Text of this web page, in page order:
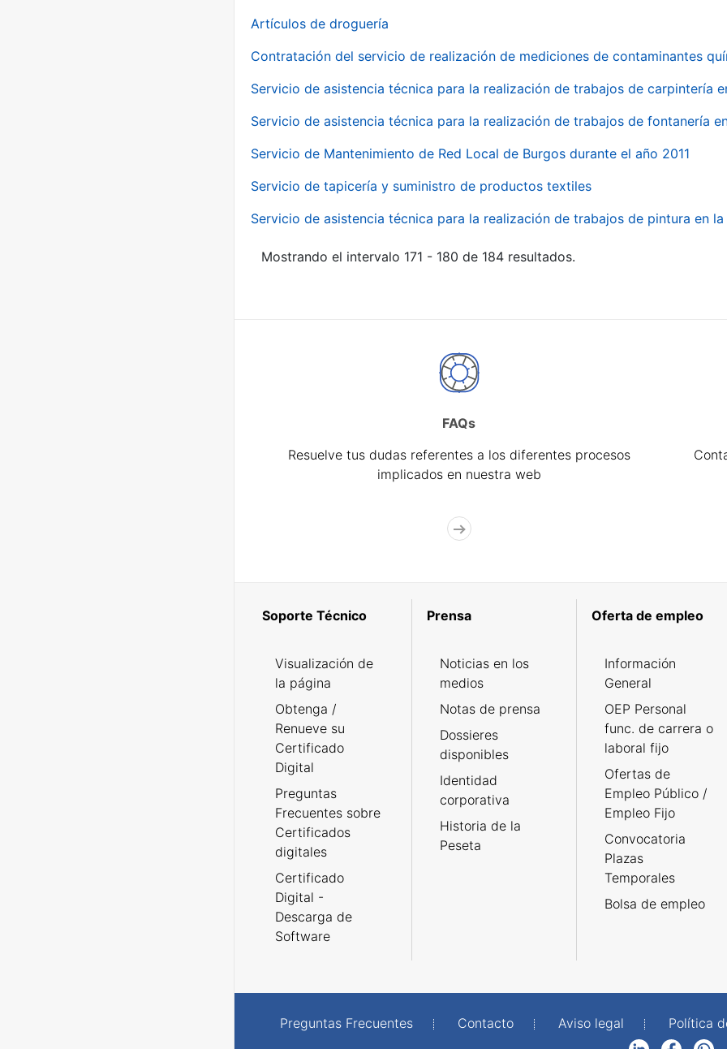
Artículos de droguería
Contratación del servicio de realización de mediciones de contaminantes
Servicio de asistencia técnica para la realización de trabajos de carpintería
Servicio de asistencia técnica para la realización de trabajos de fontanería
Servicio de Mantenimiento de Red Local de Burgos durante el año 2011
Servicio de tapicería y suministro de productos textiles
Servicio de asistencia técnica para la realización de trabajos de pintura en
Mostrando el intervalo 171 - 180 de 184 resultados.
FAQs
Resuelve tus dudas referentes a los diferentes procesos
implicados en nuestra web
Soporte Técnico
Visualización de
la página
Obtenga /
Renueve su
Certificado
Digital
Preguntas
Frecuentes sobre
Certificados
digitales
Certificado
Digital -
Descarga de
Software
Prensa
Noticias en los
medios
Notas de prensa
Dossieres
disponibles
Identidad
corporativa
Historia de la
Peseta
Oferta de empleo
Información
General
OEP Personal
func. de carrera o
laboral fijo
Ofertas de
Empleo Público /
Empleo Fijo
Convocatoria
Plazas
Temporales
Bolsa de empleo
Preguntas Frecuentes Contacto Aviso legal Política